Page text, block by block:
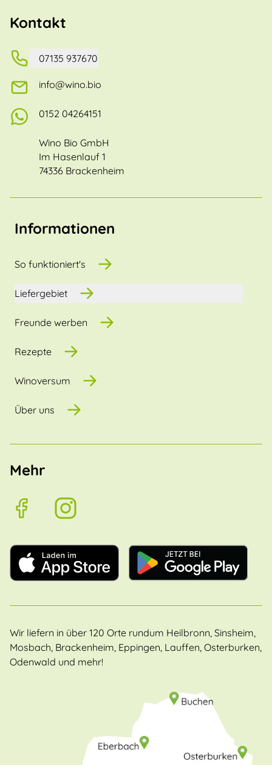
Kontakt
07135 937670
info@wino.bio
0152 04264151
Wino Bio GmbH
Im Hasenlauf 1
74336 Brackenheim
Informationen
So funktioniert's
Liefergebiet
Freunde werben
Rezepte
Winoversum
Über uns
Mehr
Wir liefern in über 120 Orte rundum Heilbronn, Sinsheim,
Mosbach, Brackenheim, Eppingen, Lauffen, Osterburken,
Odenwald und mehr!